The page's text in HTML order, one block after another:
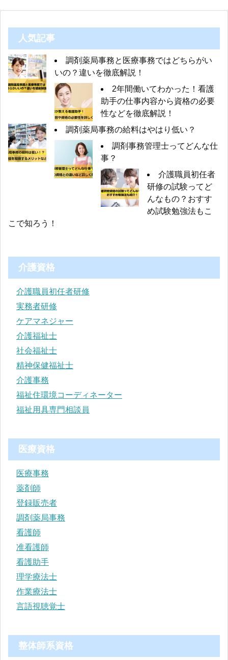
人気記事
調剤薬局事務と医療事務ではどちらがい
いの？違いを徹底解説！
2年間働いてわかった！看護
助手の仕事内容から資格の必要
性などを徹底解説！
調剤薬局事務の給料はやはり低い？
調剤事務管理士ってどんな仕
事？
介護職員初任者
研修の試験ってど
んなもの？おすす
め試験勉強法もこ
こで知ろう！
介護資格
介護職員初任者研修
実務者研修
ケアマネジャー
介護福祉士
社会福祉士
精神保健福祉士
介護事務
福祉住環境コーディネーター
福祉用具専門相談員
医療資格
医療事務
薬剤師
登録販売者
調剤薬局事務
看護師
准看護師
看護助手
理学療法士
作業療法士
言語視聴覚士
整体師系資格